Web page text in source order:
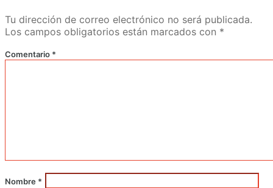
Tu dirección de correo electrónico no será publicada.
Los campos obligatorios están marcados con *
Comentario *
Nombre *